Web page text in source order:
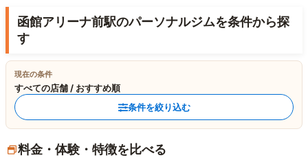
函館アリーナ前駅のパーソナルジムを条件から探
す
現在の条件
すべての店舗 / おすすめ順
条件を絞り込む
料金・体験・特徴を比べる